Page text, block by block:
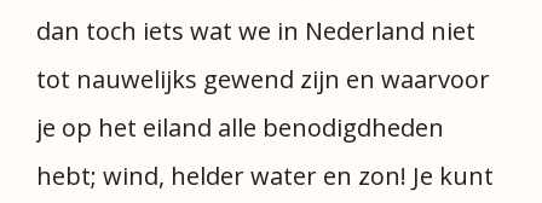
dan toch iets wat we in Nederland niet
tot nauwelijks gewend zijn en waarvoor
je op het eiland alle benodigdheden
hebt; wind, helder water en zon! Je kunt